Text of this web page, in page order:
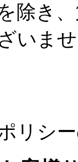
除き
いま
リシ